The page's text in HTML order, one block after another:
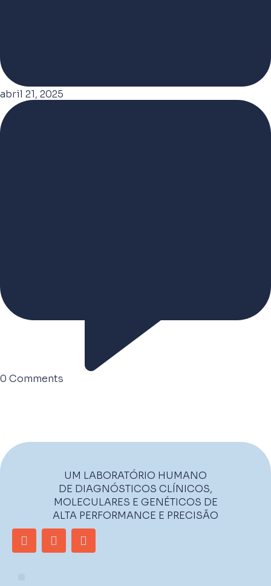
abril 21, 2025
0 Comments
UM LABORATÓRIO HUMANO
DE DIAGNÓSTICOS CLÍNICOS,
MOLECULARES E GENÉTICOS DE
ALTA PERFORMANCE E PRECISÃO